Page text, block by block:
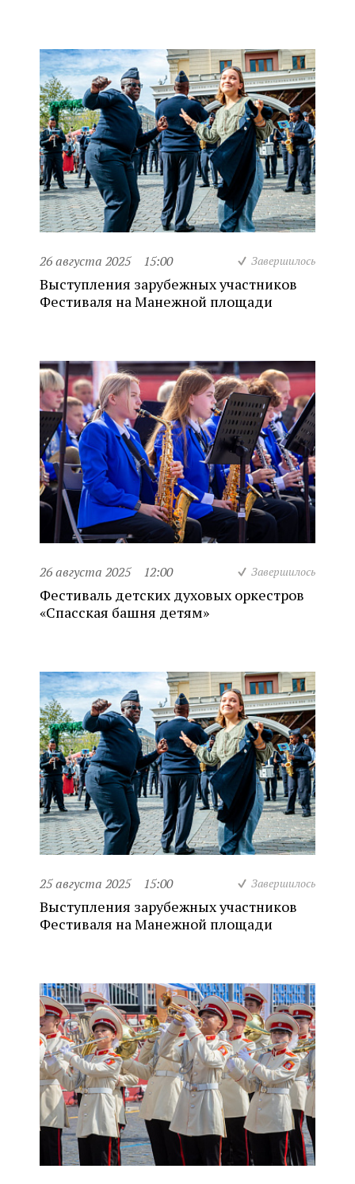
26 августа 2025 15:00 Завершилось
Выступления зарубежных участников
Фестиваля на Манежной площади
26 августа 2025 12:00 Завершилось
Фестиваль детских духовых оркестров
«Спасская башня детям»
25 августа 2025 15:00 Завершилось
Выступления зарубежных участников
Фестиваля на Манежной площади